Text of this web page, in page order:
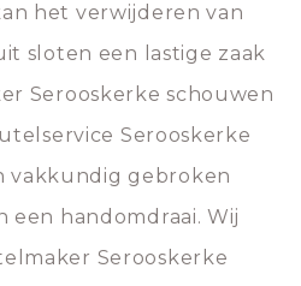
het verwijderen van
sloten een lastige zaak
Serooskerke schouwen
Serooskerke
vakkundig gebroken
handomdraai. Wij
Serooskerke